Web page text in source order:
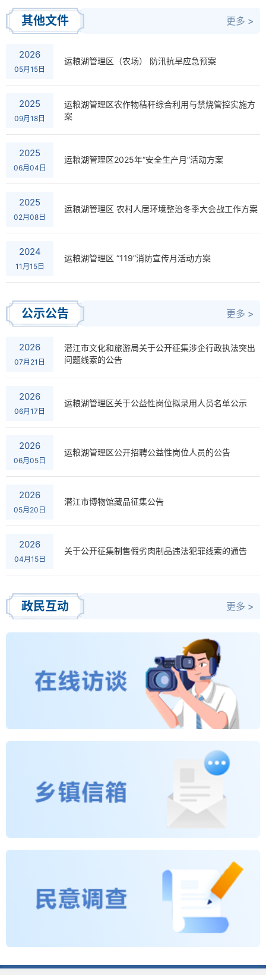
其他文件 更多 >
2026
05月15日
运粮湖管理区（农场） 防汛抗旱应急预案
2025
09月18日
运粮湖管理区农作物秸秆综合利用与禁烧管控实施方
案
2025
06月04日
运粮湖管理区2025年“安全生产月”活动方案
2025
02月08日
运粮湖管理区 农村人居环境整治冬季大会战工作方案
2024
11月15日
运粮湖管理区 “119”消防宣传月活动方案
公示公告 更多 >
2026
07月21日
潜江市文化和旅游局关于公开征集涉企行政执法突出
问题线索的公告
2026
06月17日
运粮湖管理区关于公益性岗位拟录用人员名单公示
2026
06月05日
运粮湖管理区公开招聘公益性岗位人员的公告
2026
05月20日
潜江市博物馆藏品征集公告
2026
04月15日
关于公开征集制售假劣肉制品违法犯罪线索的通告
政民互动 更多 >